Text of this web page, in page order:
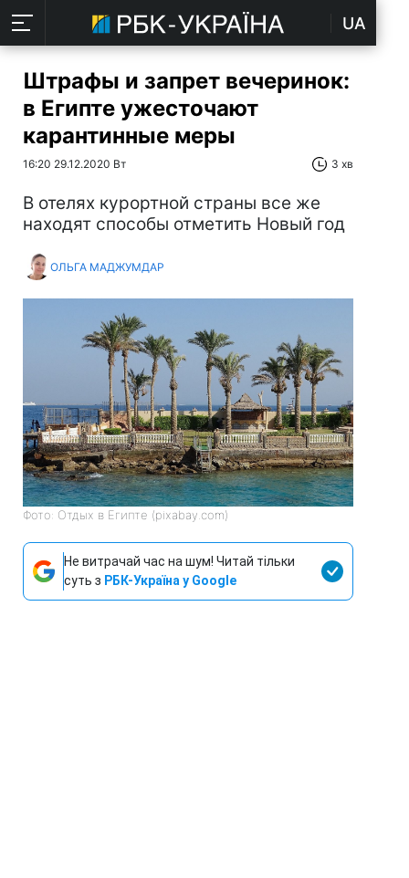
UA
Штрафы и запрет вечеринок:
в Египте ужесточают
карантинные меры
16:20 29.12.2020 Вт 3 хв
В отелях курортной страны все же
находят способы отметить Новый год
ОЛЬГА МАДЖУМДАР
Фото: Отдых в Египте (pixabay.com)
Не витрачай час на шум! Читай тільки
суть з РБК-Україна у Google